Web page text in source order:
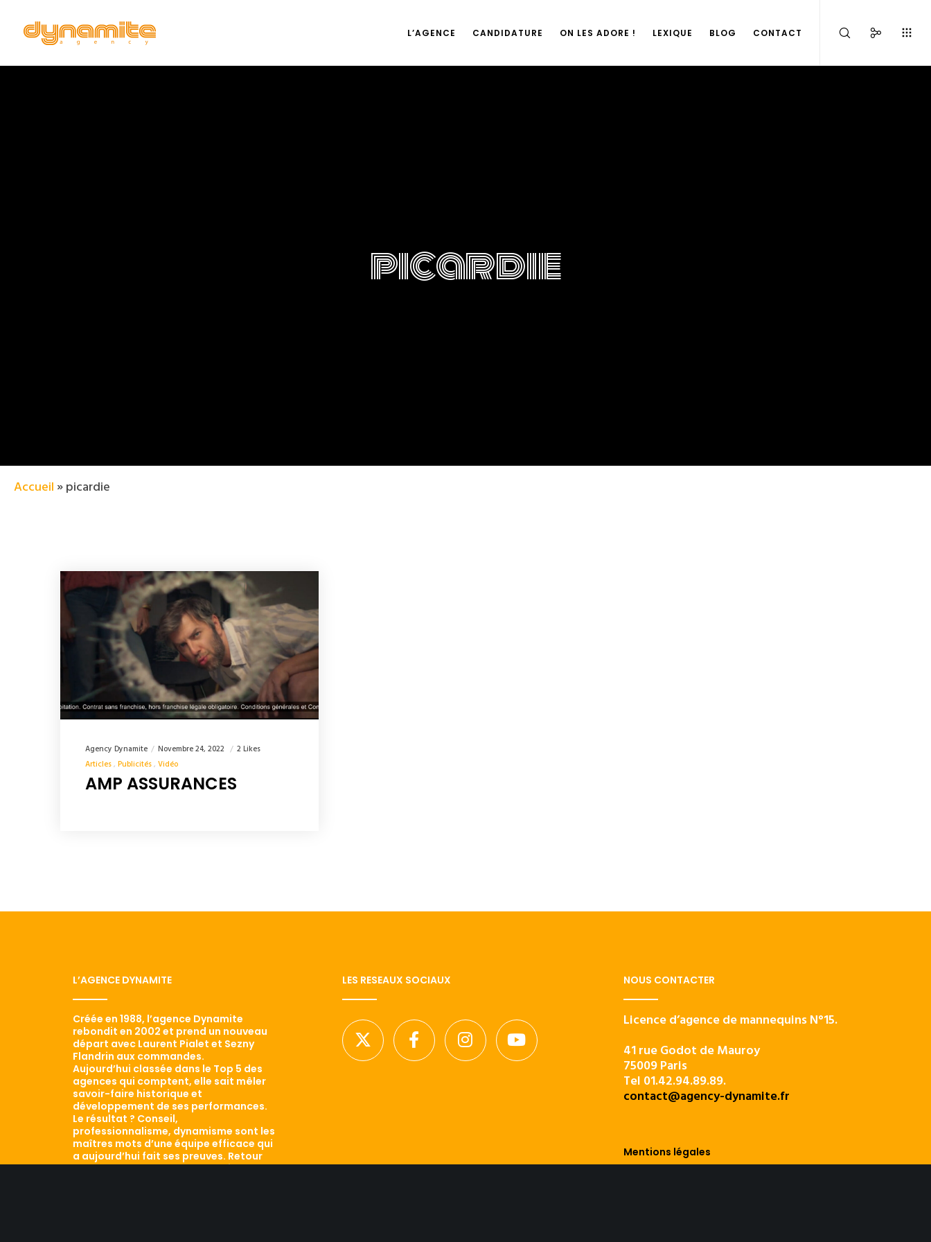
L’AGENCE CANDIDATURE ON LES ADORE ! LEXIQUE BLOG CONTACT
picardie
Accueil »picardie
Agency Dynamite Novembre 24, 2022
2 Likes
Articles Publicités Vidéo
AMP ASSURANCES
L’AGENCE DYNAMITE
Créée en 1988, l’agence Dynamite
rebondit en 2002 et prend un nouveau
départ avec Laurent Pialet et Sezny
Flandrin aux commandes.
Aujourd’hui classée dans le Top 5 des
agences qui comptent, elle sait mêler
savoir-faire historique et
développement de ses performances.
Le résultat ? Conseil,
professionnalisme, dynamisme sont les
maîtres mots d’une équipe efficace qui
a aujourd’hui fait ses preuves. Retour
sur les traces d’une agence qui a tout
LES RESEAUX SOCIAUX NOUS CONTACTER
Licence d’agence de mannequins N°15.
41 rue Godot de Mauroy
75009 Paris
Tel 01.42.94.89.89.
contact@agency-dynamite.fr
Mentions légales